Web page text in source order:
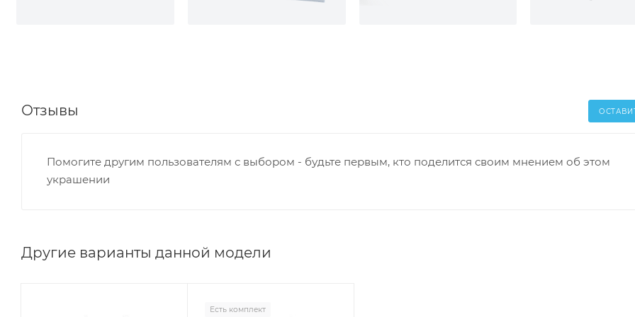
Отзывы
Помогите другим пользователям с выбором - будьте первым, кто поделится своим мнением об этом
украшении
Другие варианты данной модели
Есть комплект